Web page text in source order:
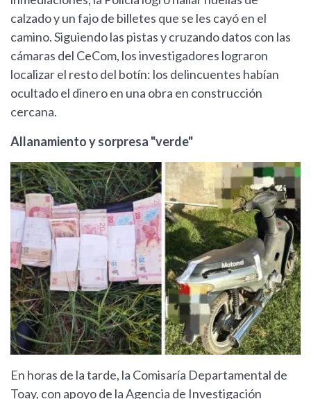
calzado y un fajo de billetes que se les cayó en el
camino. Siguiendo las pistas y cruzando datos con las
cámaras del CeCom, los investigadores lograron
localizar el resto del botín: los delincuentes habían
ocultado el dinero en una obra en construcción
cercana.
Allanamiento y sorpresa "verde"
En horas de la tarde, la Comisaría Departamental de
Toay, con apoyo de la Agencia de Investigación